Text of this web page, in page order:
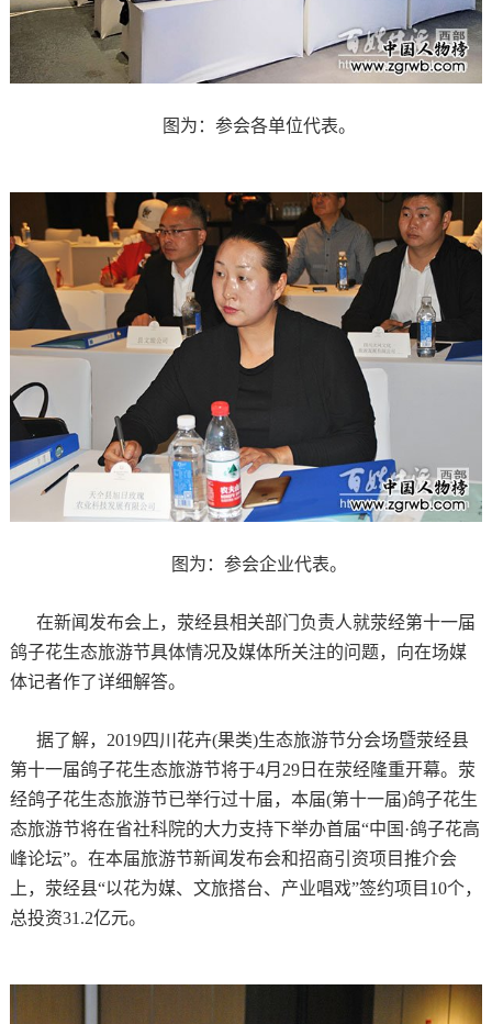
图为：参会各单位代表。
图为：参会企业代表。
在新闻发布会上，荥经县相关部门负责人就荥经第十一届
鸽子花生态旅游节具体情况及媒体所关注的问题，向在场媒
体记者作了详细解答。
据了解，2019四川花卉(果类)生态旅游节分会场暨荥经县
第十一届鸽子花生态旅游节将于4月29日在荥经隆重开幕。荥
经鸽子花生态旅游节已举行过十届，本届(第十一届)鸽子花生
态旅游节将在省社科院的大力支持下举办首届“中国·鸽子花高
峰论坛”。在本届旅游节新闻发布会和招商引资项目推介会
上，荥经县“以花为媒、文旅搭台、产业唱戏”签约项目10个，
总投资31.2亿元。